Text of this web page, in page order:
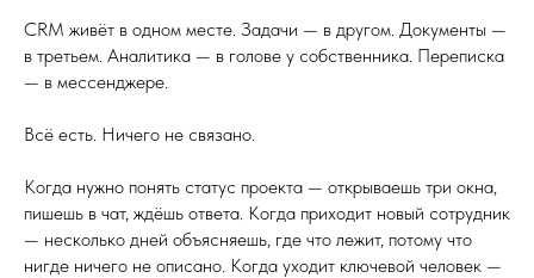
CRM живёт в одном месте. Задачи — в другом. Документы —
в третьем. Аналитика — в голове у собственника. Переписка
— в мессенджере.
Всё есть. Ничего не связано.
Когда нужно понять статус проекта — открываешь три окна,
пишешь в чат, ждёшь ответа. Когда приходит новый сотрудник
— несколько дней объясняешь, где что лежит, потому что
нигде ничего не описано. Когда уходит ключевой человек —